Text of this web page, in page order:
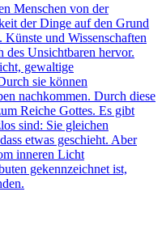
Menschen von der
der Dinge auf den Grund
und Wissenschaften
des Unsichtbaren hervor.
gewaltige
sie können
nachkommen. Durch diese
Reiche Gottes. Es gibt
sind: Sie gleichen
etwas geschieht. Aber
inneren Licht
gekennzeichnet ist,